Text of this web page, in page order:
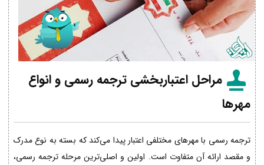
مراحل اعتباربخشی ترجمه رسمی و انواع
مهرها
ترجمه رسمی با مهرهای مختلفی اعتبار پیدا می‌کند که بسته به نوع مدرک
و مقصد ارائه آن متفاوت است. اولین و اصلی‌ترین مرحله ترجمه رسمی،